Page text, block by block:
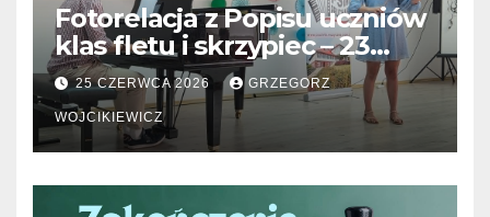
Fotorelacja z Popisu uczniów
klas fletu i skrzypiec – 23
06.2026
25 CZERWCA 2026 GRZEGORZ
WOJCIKIEWICZ